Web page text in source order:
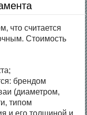
что считается
Стоимость
брендом
(диаметром,
типом
и его толщиной и